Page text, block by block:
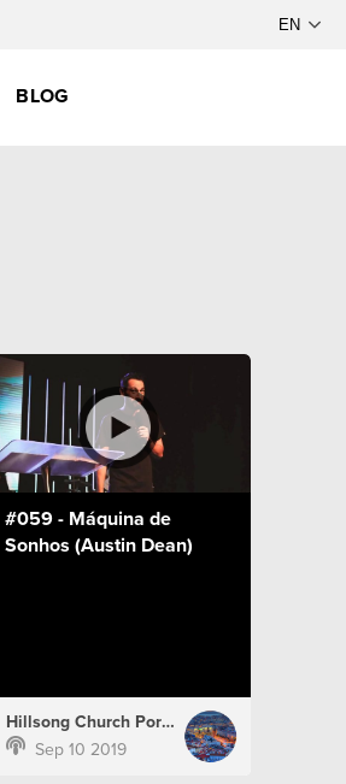
BLOG
#059 - Máquina de
Sonhos (Austin Dean)
Hillsong Church Portugal
Sep 10 2019